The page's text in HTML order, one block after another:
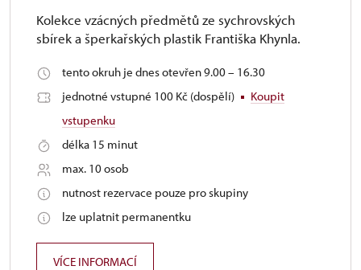
Kolekce vzácných předmětů ze sychrovských
sbírek a šperkařských plastik Františka Khynla.
tento okruh je dnes otevřen 9.00 – 16.30
jednotné vstupné 100 Kč (dospělí)
Koupit
vstupenku
délka 15 minut
max. 10 osob
nutnost rezervace pouze pro skupiny
lze uplatnit permanentku
VÍCE INFORMACÍ